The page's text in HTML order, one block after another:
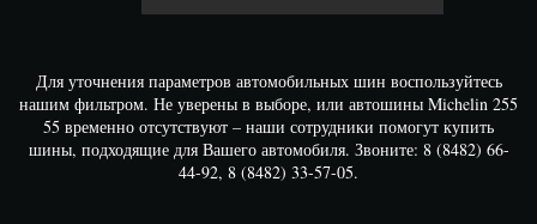
Для уточнения параметров автомобильных шин воспользуйтесь
нашим фильтром. Не уверены в выборе, или автошины Michelin 255
55 временно отсутствуют – наши сотрудники помогут купить
шины, подходящие для Вашего автомобиля. Звоните: 8 (8482) 66-
44-92, 8 (8482) 33-57-05.